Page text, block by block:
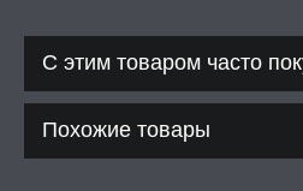
С этим товаром часто
Похожие товары